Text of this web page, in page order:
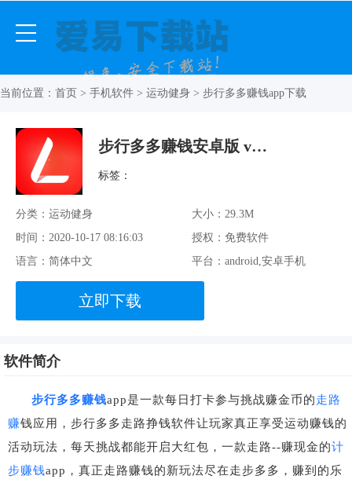
当前位置： 首页 > 手机软件 > 运动健身 > 步行多多赚钱app下载
步行多多赚钱安卓版 v1.9.3 最新官方版
标签：
分类：运动健身
大小：29.3M
时间：2020-10-17 08:16:03
授权：免费软件
语言：简体中文
平台：android,安卓手机
立即下载
软件简介
步行多多赚钱app是一款每日打卡参与挑战赚金币的走路
赚钱应用，步行多多走路挣钱软件让玩家真正享受运动赚钱的
活动玩法，每天挑战都能开启大红包，一款走路--赚现金的计
步赚钱app，真正走路赚钱的新玩法尽在走步多多，赚到的乐